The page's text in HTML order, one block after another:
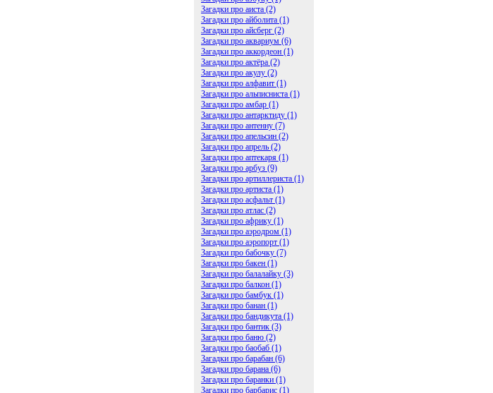
Загадки про аиста (2)
Загадки про айболита (1)
Загадки про айсберг (2)
Загадки про аквариум (6)
Загадки про аккордеон (1)
Загадки про актёра (2)
Загадки про акулу (2)
Загадки про алфавит (1)
Загадки про альписниста (1)
Загадки про амбар (1)
Загадки про антарктиду (1)
Загадки про антенну (7)
Загадки про апельсин (2)
Загадки про апрель (2)
Загадки про аптекаря (1)
Загадки про арбуз (9)
Загадки про артиллериста (1)
Загадки про артиста (1)
Загадки про асфальт (1)
Загадки про атлас (2)
Загадки про африку (1)
Загадки про аэродром (1)
Загадки про аэропорт (1)
Загадки про бабочку (7)
Загадки про бакен (1)
Загадки про балалайку (3)
Загадки про балкон (1)
Загадки про бамбук (1)
Загадки про банан (1)
Загадки про бандикута (1)
Загадки про бантик (3)
Загадки про баню (2)
Загадки про баобаб (1)
Загадки про барабан (6)
Загадки про барана (6)
Загадки про баранки (1)
Загадки про барбарис (1)